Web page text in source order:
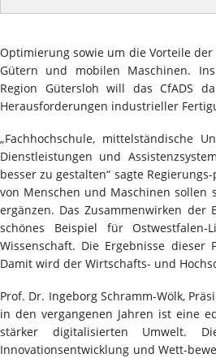
Optimierung sowie um die Vorteile
Gütern und mobilen Maschinen.
Region Gütersloh will das CfADS
Herausforderungen industrieller
„Fachhochschule, mittelständische
Dienstleistungen und
besser zu gestalten“ sagte
von Menschen und Maschinen
ergänzen. Das Zusammenwirken
schönes Beispiel für
Wissenschaft. Die Ergebnisse
Damit wird der Wirtschafts- und
Prof. Dr. Ingeborg Schramm-Wölk,
in den vergangenen Jahren ist eine
stärker digitalisierten Umwelt.
Innovationsentwicklung und Wett-